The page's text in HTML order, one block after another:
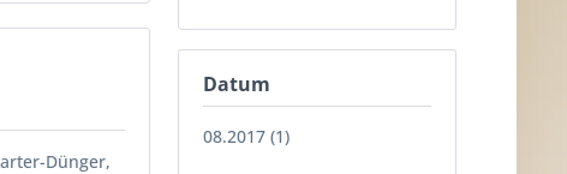
Datum
08.2017 (1)
Dünger,